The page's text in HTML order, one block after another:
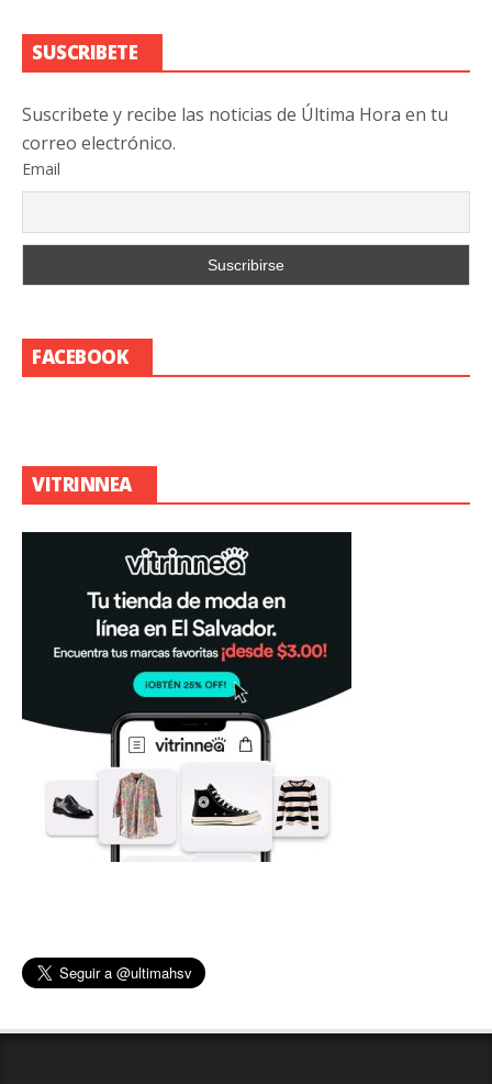
SUSCRIBETE
Suscribete y recibe las noticias de Última Hora en tu
correo electrónico.
Email
FACEBOOK
VITRINNEA